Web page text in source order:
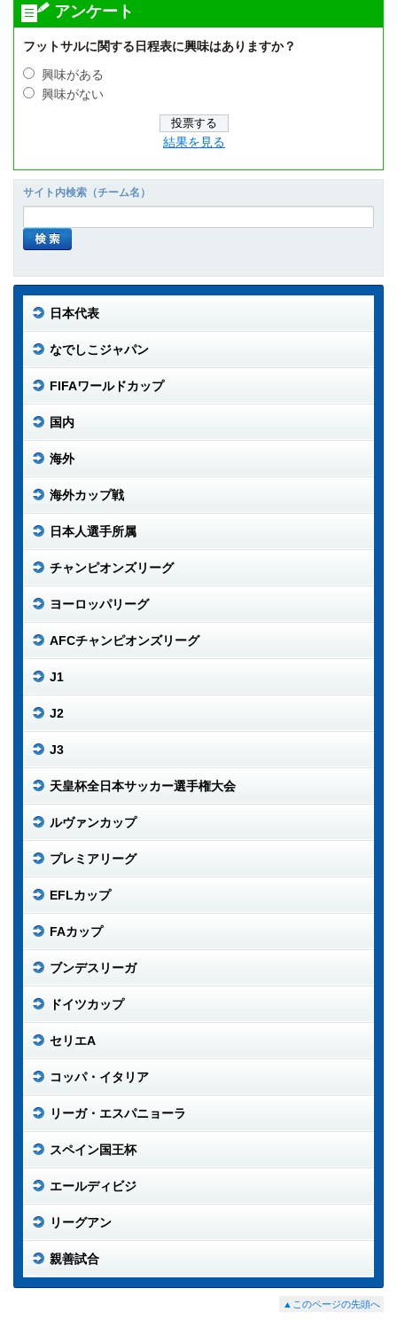
アンケート
フットサルに関する日程表に興味はありますか？
興味がある
興味がない
結果を見る
サイト内検索（チーム名）
日本代表
なでしこジャパン
FIFAワールドカップ
国内
海外
海外カップ戦
日本人選手所属
チャンピオンズリーグ
ヨーロッパリーグ
AFCチャンピオンズリーグ
J1
J2
J3
天皇杯全日本サッカー選手権大会
ルヴァンカップ
プレミアリーグ
EFLカップ
FAカップ
ブンデスリーガ
ドイツカップ
セリエA
コッパ・イタリア
リーガ・エスパニョーラ
スペイン国王杯
エールディビジ
リーグアン
親善試合
▲このページの先頭へ